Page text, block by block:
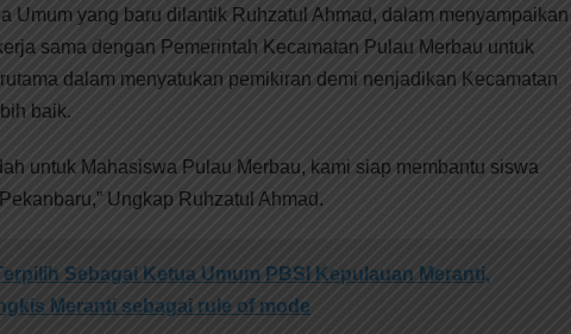
Umum yang baru dilantik Ruhzatul Ahmad, dalam menyampaikan
sama dengan Pemerintah Kecamatan Pulau Merbau untuk
dalam menyatukan pemikiran demi nenjadikan Kecamatan
baik.
untuk Mahasiswa Pulau Merbau, kami siap membantu siswa
Ungkap Ruhzatul Ahmad.
Sebagai Ketua Umum PBSI Kepulauan Meranti,
Meranti sebagai rule of mode